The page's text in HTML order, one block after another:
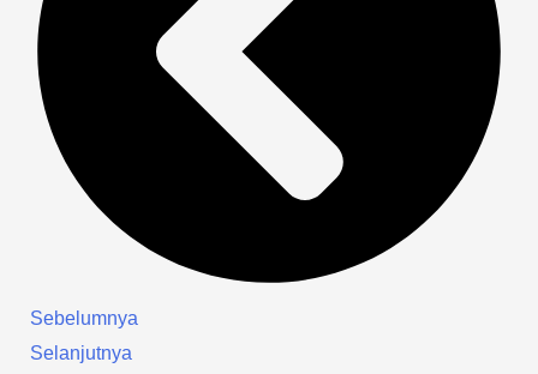
Sebelumnya
Selanjutnya